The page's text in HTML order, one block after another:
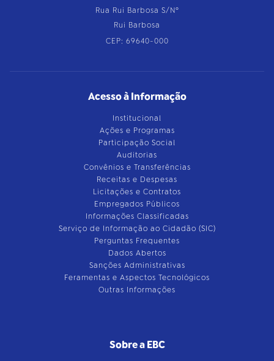
Rua Rui Barbosa S/Nº
Rui Barbosa
CEP: 69640-000
Acesso à Informação
Institucional
Ações e Programas
Participação Social
Auditorias
Convênios e Transferências
Receitas e Despesas
Licitações e Contratos
Empregados Públicos
Informações Classificadas
Serviço de Informação ao Cidadão (SIC)
Perguntas Frequentes
Dados Abertos
Sanções Administrativas
Feramentas e Aspectos Tecnológicos
Outras Informações
Sobre a EBC